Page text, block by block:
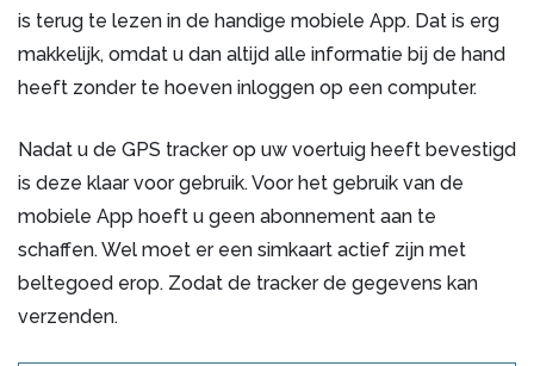
is terug te lezen in de handige mobiele App. Dat is erg
makkelijk, omdat u dan altijd alle informatie bij de hand
heeft zonder te hoeven inloggen op een computer.
Nadat u de GPS tracker op uw voertuig heeft bevestigd
is deze klaar voor gebruik. Voor het gebruik van de
mobiele App hoeft u geen abonnement aan te
schaffen. Wel moet er een simkaart actief zijn met
beltegoed erop. Zodat de tracker de gegevens kan
verzenden.